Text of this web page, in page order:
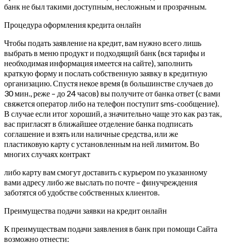
банк не был такими доступным, несложным и прозрачным.
Процедура оформления кредита онлайн
Чтобы подать заявление на кредит, вам нужно всего лишь
выбрать в меню продукт и подходящий банк (вся тарифы и
необходимая информация имеется на сайте), заполнить
краткую форму и послать собственную заявку в кредитную
организацию.Спустя некое время (в большинстве случаев до
30 мин., реже – до 24 часов) вы получите от банка ответ (с вами
свяжется оператор либо на телефон поступит sms-сообщение).
В случае если итог хороший, а значительно чаще это как раз так,
вас пригласят в ближайшее отделение банка подписать
соглашение и взять или наличные средства, или же
пластиковую карту с установленным на ней лимитом. Во
многих случаях контракт
либо карту вам смогут доставить с курьером по указанному
вами адресу либо же выслать по почте – финучреждения
заботятся об удобстве собственных клиентов.
Преимущества подачи заявки на кредит онлайн
К преимуществам подачи заявления в банк при помощи Сайта
возможно отнести: